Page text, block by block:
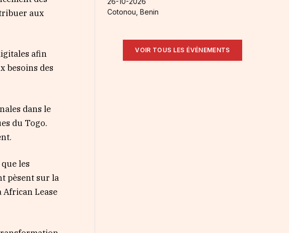
aux
afin
besoins des
dans le
du Togo.
les
pèsent sur la
African Lease
Cotonou, Benin
VOIR TOUS LES ÉVÉNEMENTS